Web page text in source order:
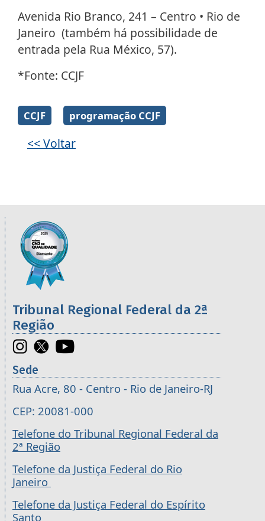
Avenida Rio Branco, 241 – Centro • Rio de
Janeiro (também há possibilidade de
entrada pela Rua México, 57).
*Fonte: CCJF
Galeria de imagens
CCJF
programação CCJF
<< Voltar
Informações úteis sobre os órgãos da 2ª
Imagem
Tribunal Regional Federal da 2ª
Região
Sede
Rua Acre, 80 - Centro - Rio de Janeiro-RJ
CEP: 20081-000
Telefone do Tribunal Regional Federal da
2ª Região
Telefone da Justiça Federal do Rio
Janeiro
Telefone da Justiça Federal do Espírito
Santo